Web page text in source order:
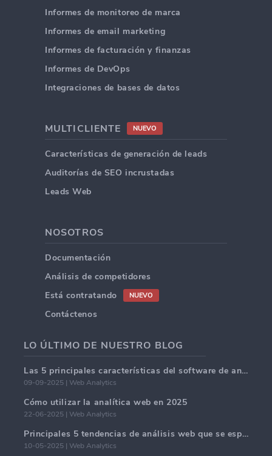
Informes de monitoreo de marca
Informes de email marketing
Informes de facturación y finanzas
Informes de DevOps
Integraciones de bases de datos
MULTICLIENTE NUEVO
Características de generación de leads
Auditorías de SEO incrustadas
Leads Web
NOSOTROS
Documentación
Análisis de competidores
Está contratando
NUEVO
Contáctenos
LO ÚLTIMO DE NUESTRO BLOG
Las 5 principales características del software de análisis web en 2025.
09-09-2025 | Web Analytics
Cómo utilizar la analítica web en 2025
22-06-2025 | Web Analytics
Principales 5 tendencias de análisis web que se espera dominen en 2025
10-05-2025 | Web Analytics